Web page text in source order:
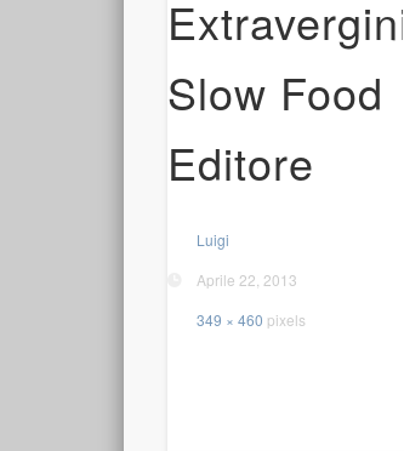
Extravergini
Slow Food
Editore
Luigi
Aprile 22, 2013
349 × 460 pixels